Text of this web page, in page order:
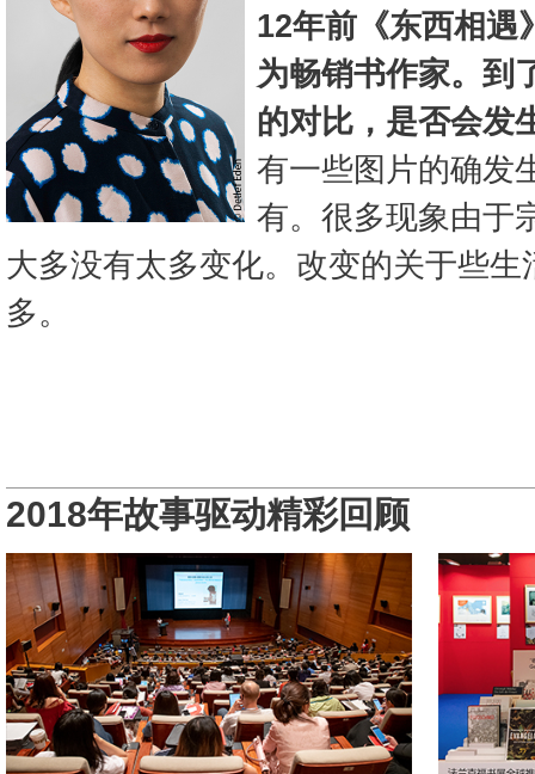
12年前《东西相遇
为畅销书作家。到
的对比，是否会发
有一些图片的确发
有。很多现象由于
大多没有太多变化。改变的关于些
多。
2018年故事驱动精彩回顾